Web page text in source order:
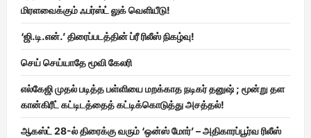
மிரளவைக்கும் ஃபர்ஸ்ட் லுக் வெளியீடு!
‘ஜி.டி.என்.’ திரைப்படத்தின் ப்ரீ ரிலீஸ் நிகழ்வு!
செய் செய்யாதே மூவி கேலரி
எல்கேஜி முதல் படித்த பள்ளியை மறக்காத நடிகர் தனுஷ் ; மூன்று தள
கான்கிரீட் கட்டிடத்தைத் கட்டிக்கொடுத்து அசத்தல்!
ஆகஸ்ட் 28-ல் திரைக்கு வரும் ‘ஒன்ஸ் மோர்’ – அதிகாரப்பூர்வ ரிலீஸ்